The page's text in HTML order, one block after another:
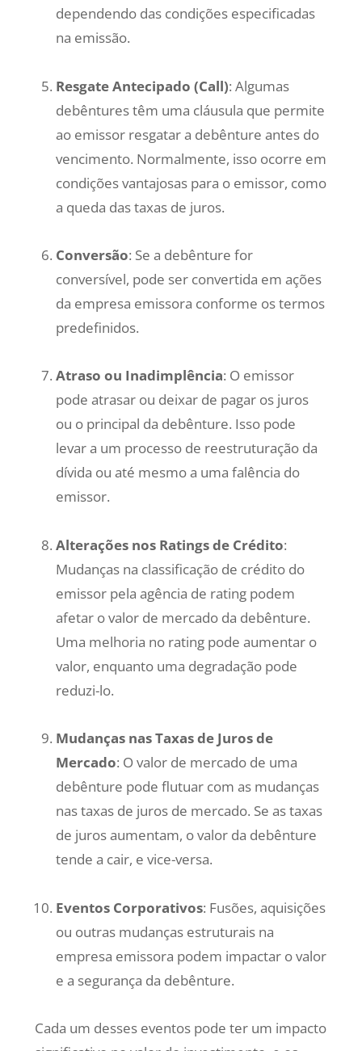
dependendo das condições especificadas
na emissão.
Resgate Antecipado (Call): Algumas
debêntures têm uma cláusula que permite
ao emissor resgatar a debênture antes do
vencimento. Normalmente, isso ocorre em
condições vantajosas para o emissor, como
a queda das taxas de juros.
Conversão: Se a debênture for
conversível, pode ser convertida em ações
da empresa emissora conforme os termos
predefinidos.
Atraso ou Inadimplência: O emissor
pode atrasar ou deixar de pagar os juros
ou o principal da debênture. Isso pode
levar a um processo de reestruturação da
dívida ou até mesmo a uma falência do
emissor.
Alterações nos Ratings de Crédito:
Mudanças na classificação de crédito do
emissor pela agência de rating podem
afetar o valor de mercado da debênture.
Uma melhoria no rating pode aumentar o
valor, enquanto uma degradação pode
reduzi-lo.
Mudanças nas Taxas de Juros de
Mercado: O valor de mercado de uma
debênture pode flutuar com as mudanças
nas taxas de juros de mercado. Se as taxas
de juros aumentam, o valor da debênture
tende a cair, e vice-versa.
Eventos Corporativos: Fusões, aquisições
ou outras mudanças estruturais na
empresa emissora podem impactar o valor
e a segurança da debênture.
Cada um desses eventos pode ter um impacto